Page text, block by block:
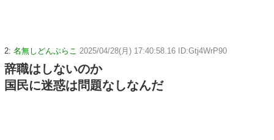
2: 名無しどんぶらこ 2025/04/28(月) 17:40:58.16 ID:Gtj4WrP90
辞職はしないのか
国民に迷惑は問題なしなんだ